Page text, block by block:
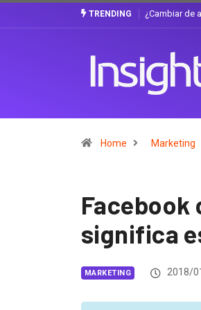
TRENDING Gabriela
Home Marketing
Facebook
significa
MARKETING 2018/